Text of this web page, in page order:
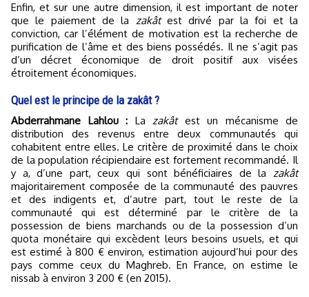
Enfin, et sur une autre dimension, il est important de noter
que le paiement de la zakâtest drivé par la foi et la
conviction, car l’élément de motivation est la recherche de
purification de l’âme et des biens possédés. Il ne s’agit pas
d’un décret économique de droit positif aux visées
étroitement économiques.
Quel est le principe de la zakât ?
Abderrahmane Lahlou : La zakâtest un mécanisme de
distribution des revenus entre deux communautés qui
cohabitent entre elles. Le critère de proximité dans le choix
de la population récipiendaire est fortement recommandé. Il
y a, d’une part, ceux qui sont bénéficiaires de la zakât
majoritairement composée de la communauté des pauvres
et des indigents et, d’autre part, tout le reste de la
communauté qui est déterminé par le critère de la
possession de biens marchands ou de la possession d’un
quota monétaire qui excèdent leurs besoins usuels, et qui
est estimé à 800 € environ, estimation aujourd’hui pour des
pays comme ceux du Maghreb. En France, on estime le
nissab à environ 3 200 € (en 2015).